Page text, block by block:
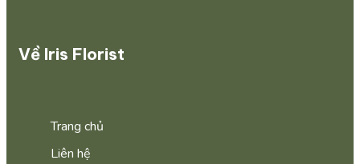
Về Iris Florist
Trang chủ
Liên hệ